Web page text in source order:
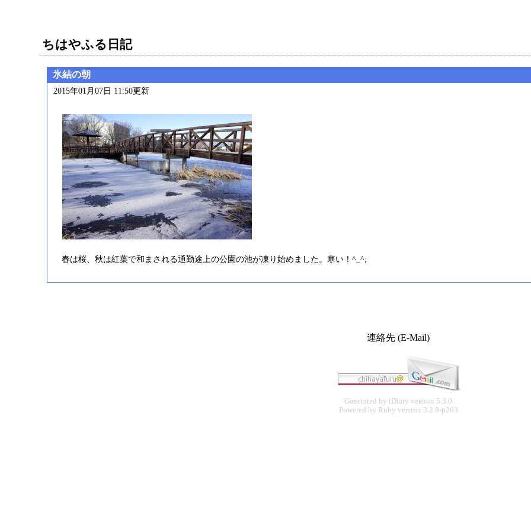
ちはやふる日記
氷結の朝
2015年01月07日 11:50更新
春は桜、秋は紅葉で和まされる通勤途上の公園の池が凍り始めました。寒い！^_^;
連絡先 (E-Mail)
Generated by tDiary version 5.3.0
Powered by Ruby version 3.2.8-p263